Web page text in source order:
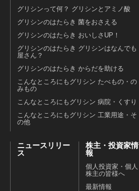
グリシンって何？ グリシンとアミノ酸
グリシンのはたらき 菌をおさえる
グリシンのはたらき おいしさUP！
グリシンのはたらき グリシンはなんでも
屋さん？
グリシンのはたらき からだを助ける
こんなところにもグリシン たべもの・の
みもの
こんなところにもグリシン 病院・くすり
こんなところにもグリシン 工業用途・そ
の他
ニュースリリー
ス
株主・投資家情
報
個人投資家・個人
株主の皆様へ
最新情報